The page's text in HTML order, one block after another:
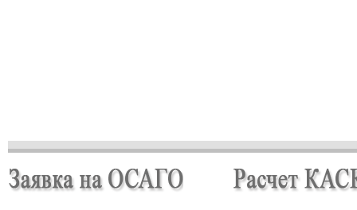
РОСГОССТРАХ в Пермском крае застраховал дом и квартиру на
РОСГОССТРАХ в Северной Осетии застраховал здание ОАО
на сумму свыше 67 млн рублей